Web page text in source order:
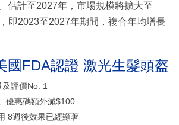
估計至2027年，市場規模將擴大至
即2023至2027年期間，複合年均增長
國FDA認證 激光生髮頭盔
評價No. 1
優惠碼額外減$100
8週後效果已經顯著